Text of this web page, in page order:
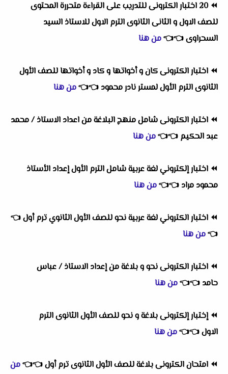
⏪
20 اختبار الكترونى للتدريب على القراءة متحررة المحتوى
للصف الاول و الثانى الثانوى الترم الاول للاستاذ السيد
السحراوى👈
👈من هنا
⏪ اختبار الكترونى كان و أخواتها و كاد و أخواتها للصف الأول
الثانوى الترم الأول لمستر نادر محمود 👈
👈من هنا
⏪ اختبار الكترونى شامل منهج البلاغة من اعداد الاستاذ / محمد
عبد الحكيم 👈
👈من هنا
⏪ اختبار إلكتروني لغة عربية شامل الترم الأول إعداد الأستاذ
محمود مراد 👈
👈من هنا
⏪ اختبار الكتروني لغة عربية نحو للصف الأول الثانوي ترم أول👈
👈من هنا
⏪ اختبار الكترونى نحو و بلاغة من إعداد الاستاذ / عباس
حامد 👈
👈من هنا
⏪إختبار إلكترونى بلاغة و نحو للصف الأول الثانوى الترم
الاول👈
👈من هنا
⏪ امتحان الكترونى بلاغة للصف الأول الثانوى ترم أول👈
👈من